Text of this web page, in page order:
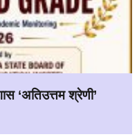
‘अतिउत्तम श्रेणी’